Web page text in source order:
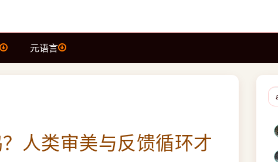
元语言
人类审美与反馈循环才